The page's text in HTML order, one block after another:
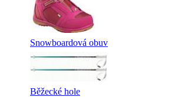
Snowboardová obuv
Běžecké hole